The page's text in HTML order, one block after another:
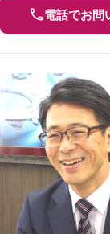
電話でお問